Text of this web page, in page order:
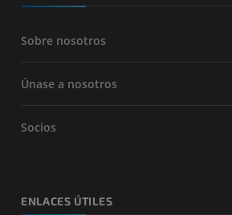
Sobre nosotros
Únase a nosotros
Socios
ENLACES ÚTILES